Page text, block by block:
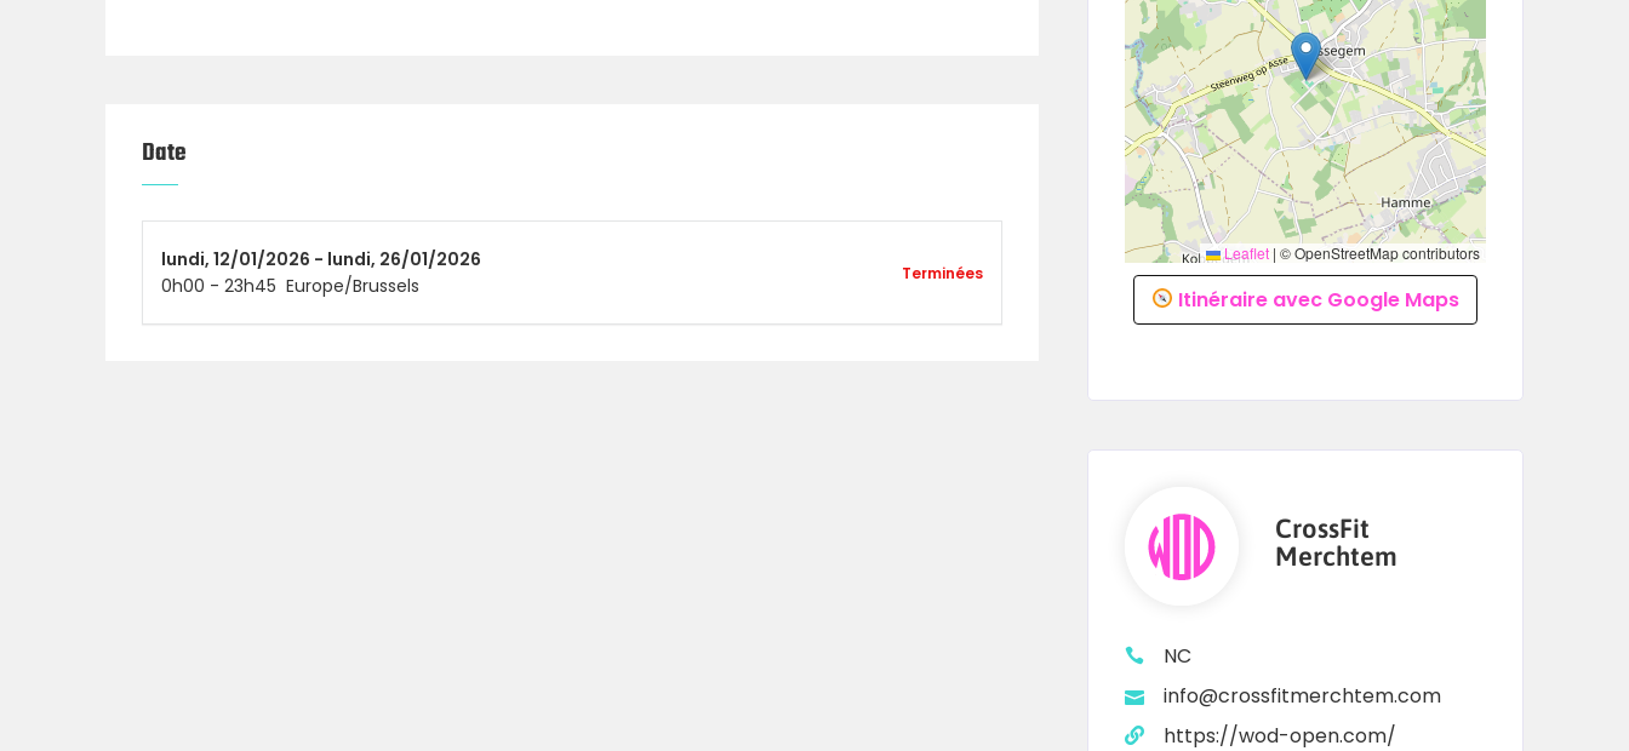
Date
lundi, 12/01/2026 - lundi, 26/01/2026
0h00 - 23h45 Europe/Brussels
Terminées
Leaflet | © OpenStreetMap contributors
Itinéraire avec Google Maps
CrossFit
Merchtem
NC
info@crossfitmerchtem.com
https://wod-open.com/